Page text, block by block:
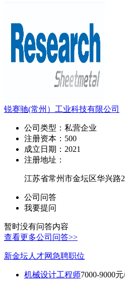
锐赛驰(常州）工业科技有限公司
公司类型： 私营企业
注册资本： 500
成立日期： 2021
注册地址：
江苏省常州市金坛区华兴路
公司问答
我要提问
暂时没有问答内容
查看更多公司问答>>
新金坛人才网急聘职位
机械设计工程师7000-9000元